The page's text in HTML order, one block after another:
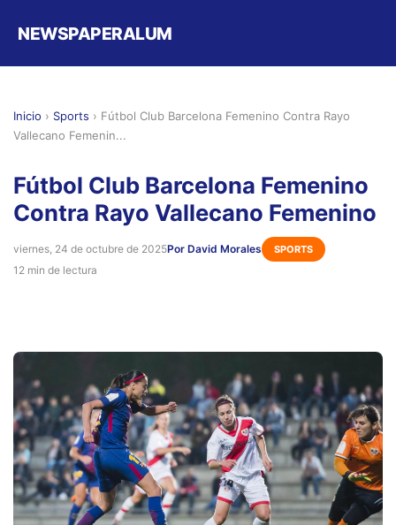
NEWSPAPERALUM
Inicio › Sports › Fútbol Club Barcelona Femenino Contra Rayo
Vallecano Femenin...
Fútbol Club Barcelona Femenino
Contra Rayo Vallecano Femenino
viernes, 24 de octubre de 2025Por David Morales SPORTS
12 min de lectura